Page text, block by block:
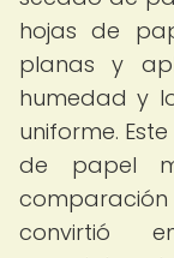
hojas de
planas y
humedad y
uniforme.
de papel
convirtió